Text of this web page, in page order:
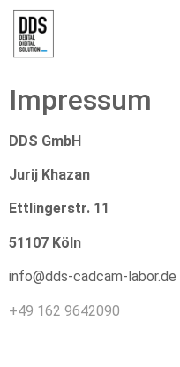
Impressum
DDS GmbH
Jurij Khazan
Ettlingerstr. 11
51107 Köln
info@dds-cadcam-labor.de
+49 162 9642090